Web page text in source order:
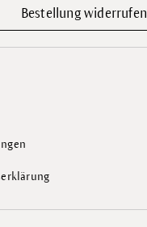
Bestellung widerrufen